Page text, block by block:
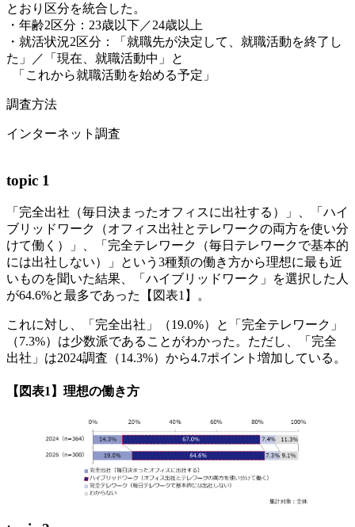
とおり区分を統合した。
・年齢2区分：23歳以下／24歳以上
・就活状況2区分：「就職先が決定して、就職活動を終了し
た」／「現在、就職活動中」と
「これから就職活動を始める予定」
調査方法
インターネット調査
topic 1
「完全出社（毎日決まったオフィスに出社する）」、「ハイ
ブリッドワーク（オフィス出社とテレワークの両方を使い分
けて働く）」、「完全テレワーク（毎日テレワークで基本的
には出社しない）」という3種類の働き方から理想に最も近
いものを聞いた結果、「ハイブリッドワーク」を選択した人
が64.6%と最多であった【図表1】。
これに対し、「完全出社」（19.0%）と「完全テレワーク」
（7.3%）は少数派であることがわかった。ただし、「完全
出社」は2024調査（14.3%）から4.7ポイント増加している。
【図表1】理想の働き方